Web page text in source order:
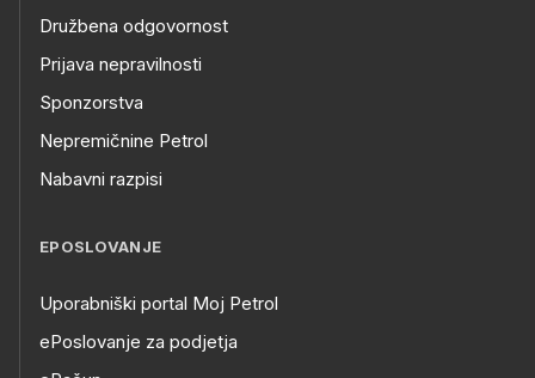
Družbena odgovornost
Prijava nepravilnosti
Sponzorstva
Nepremičnine Petrol
Nabavni razpisi
EPOSLOVANJE
Uporabniški portal Moj Petrol
ePoslovanje za podjetja